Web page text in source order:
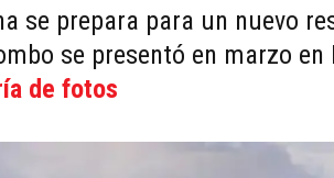
se prepara para un nuevo
se presentó en marzo
de fotos